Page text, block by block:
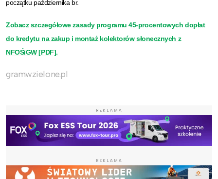
początku października br.
Zobacz szczegółowe zasady programu 45-procentowych dopłat
do kredytu na zakup i montaż kolektorów słonecznych z
NFOŚiGW [PDF].
gramwzielone.pl
REKLAMA
REKLAMA